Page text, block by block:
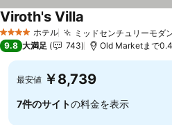
4 ホテルのランク
ホテル ミッドセンチュリーモダ
Viroth's Villa
9.8 大満足 743 Old Marketまで
最安値 ￥8,739
7件のサイトの料金を表示